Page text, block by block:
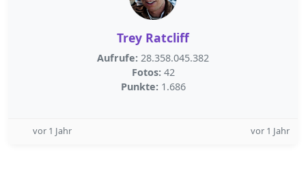
Trey Ratcliff
Aufrufe: 28.358.045.382
Fotos: 42
Punkte: 1.686
vor 1 Jahr vor 1 Jahr